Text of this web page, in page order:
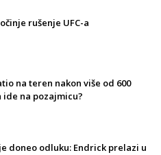
rušenje UFC-a
na teren nakon više od 600
ide na pozajmicu?
doneo odluku: Endrick prelazi u